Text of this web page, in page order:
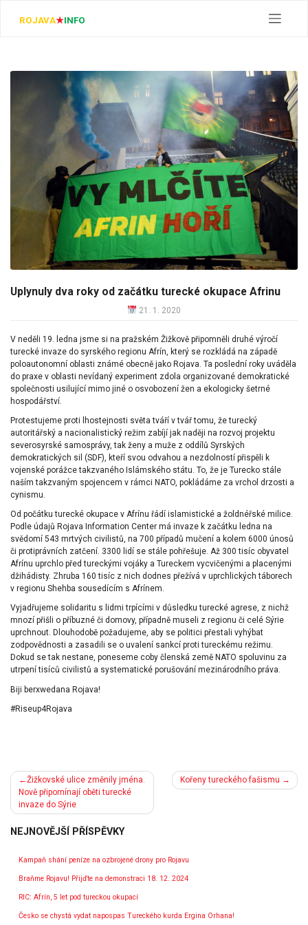
ROJAVA★INFO
Uplynuly dva roky od začátku turecké okupace Afrinu
21. 1. 2020
V neděli 19. ledna jsme si na pražském Žižkově připomněli druhé výročí
turecké invaze do syrského regionu Afrín, který se rozkládá na západě
poloautonomní oblasti známé obecně jako Rojava. Ta poslední roky uváděla
do praxe v oblasti nevídaný experiment zdola organizované demokratické
společnosti usilující mimo jiné o osvobození žen a ekologicky šetrné
hospodářství.
Protestujeme proti lhostejnosti světa tváří v tvář tomu, že turecký
autoritářský a nacionalistický režim zabíjí jak naději na rozvoj projektu
severosyrské samosprávy, tak ženy a muže z oddílů Syrských
demokratických sil (SDF), kteří svou odvahou a nezdolností přispěli k
vojenské porážce takzvaného Islámského státu. To, že je Turecko stále
naším takzvaným spojencem v rámci NATO, pokládáme za vrchol drzosti a
cynismu.
Od počátku turecké okupace v Afrínu řádí islamistické a žoldnéřské milice.
Podle údajů Rojava Information Center má invaze k začátku ledna na
svědomí 543 mrtvých civilistů, na 700 případů mučení a kolem 6000 únosů
či protiprávních zatčení. 3300 lidí se stále pohřešuje. Až 300 tisíc obyvatel
Afrínu uprchlo před tureckými vojáky a Tureckem vycvičenými a placenými
džihádisty. Zhruba 160 tisíc z nich dodnes přežívá v uprchlických táborech
v regionu Shehba sousedícím s Afrínem.
Vyjadřujeme solidaritu s lidmi trpícími v důsledku turecké agrese, z nichž
mnozí přišli o příbuzné či domovy, případně museli z regionu či celé Sýrie
uprchnout. Dlouhodobě požadujeme, aby se politici přestali vyhýbat
zodpovědnosti a zasadili se o uvalení sankcí proti tureckému režimu.
Dokud se tak nestane, poneseme coby členská země NATO spoluvinu za
utrpení tisíců civilistů a systematické porušování mezinárodního práva.
Biji berxwedana Rojava!
#Riseup4Rojava
Navigace
pro
příspěvek
Žižkovské ulice změnily jména.
Nově připomínají oběti turecké
invaze do Sýrie
Kořeny tureckého fašismu
NEJNOVĚJŠÍ PŘÍSPĚVKY
Kampaň shání peníze na ozbrojené drony pro Rojavu
Braňme Rojavu! Přijďte na demonstraci 18. 12. 2024
RIC: Afrín, 5 let pod tureckou okupací
Česko se chystá vydat napospas Tureckého kurda Ergina Orhana!